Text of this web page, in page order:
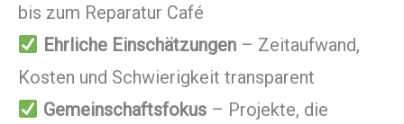
bis zum Reparatur Café
Ehrliche Einschätzungen– Zeitaufwand,
Kosten und Schwierigkeit transparent
Gemeinschaftsfokus– Projekte, die